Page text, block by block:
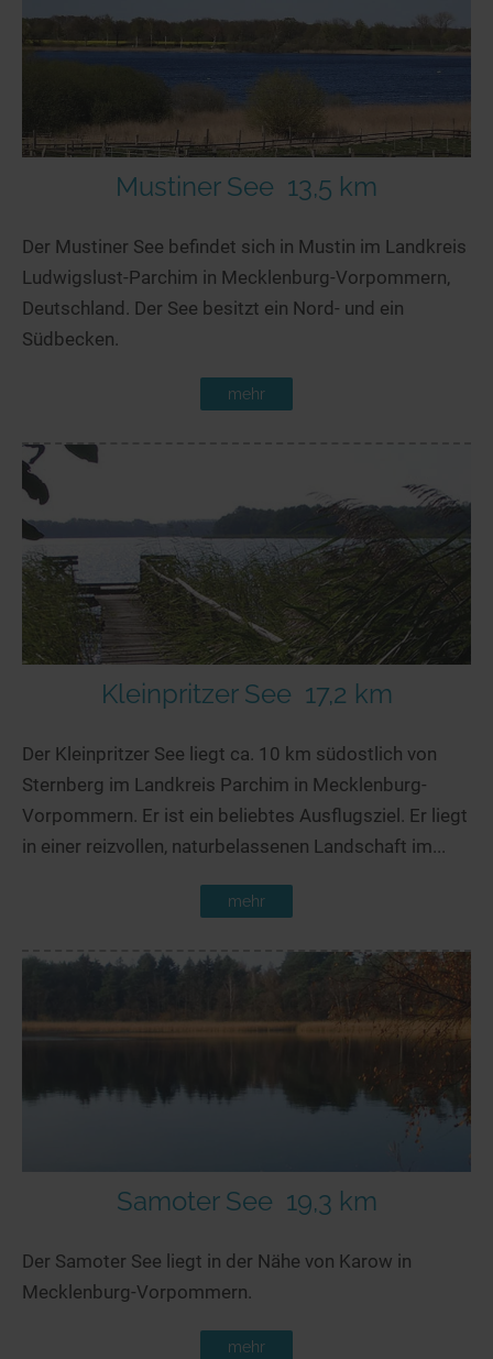
Mustiner See 13,5 km
Der Mustiner See befindet sich in Mustin im Landkreis
Ludwigslust-Parchim in Mecklenburg-Vorpommern,
Deutschland. Der See besitzt ein Nord- und ein
Südbecken.
mehr
Kleinpritzer See 17,2 km
Der Kleinpritzer See liegt ca. 10 km südostlich von
Sternberg im Landkreis Parchim in Mecklenburg-
Vorpommern. Er ist ein beliebtes Ausflugsziel. Er liegt
in einer reizvollen, naturbelassenen Landschaft im...
mehr
Samoter See 19,3 km
Der Samoter See liegt in der Nähe von Karow in
Mecklenburg-Vorpommern.
mehr